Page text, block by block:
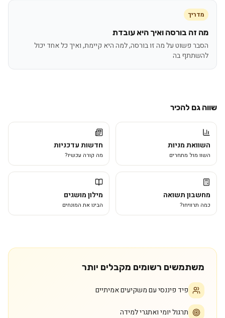
מדריך
מה זה בורסה ואיך היא עובדת
הסבר פשוט על מה זו בורסה, למה היא קיימת, ואיך כל אחד יכול
להשתתף בה
שווה גם להכיר
השוואת מניות
השוו מול מתחרים
חדשות עדכניות
מה קורה עכשיו?
מחשבון תשואה
כמה תרוויחו?
מילון מושגים
הבינו את המונחים
משתמשים רשומים מקבלים יותר
פיד פיננסי עם משקיעים אמיתיים
תרגול יומי ואתגרי למידה